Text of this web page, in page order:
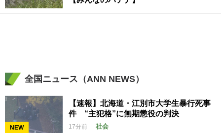
全国ニュース（ANN NEWS）
NEW
【速報】北海道・江別市大学生暴行死事
件 “主犯格”に無期懲役の判決
17分前 社会